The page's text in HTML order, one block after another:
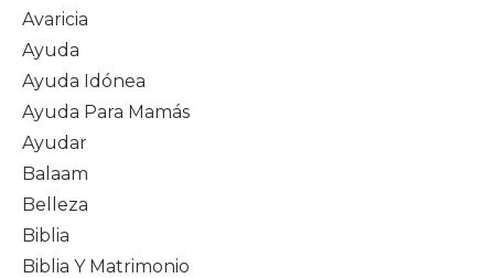
Avaricia
Ayuda
Ayuda Idónea
Ayuda Para Mamás
Ayudar
Balaam
Belleza
Biblia
Biblia Y Matrimonio